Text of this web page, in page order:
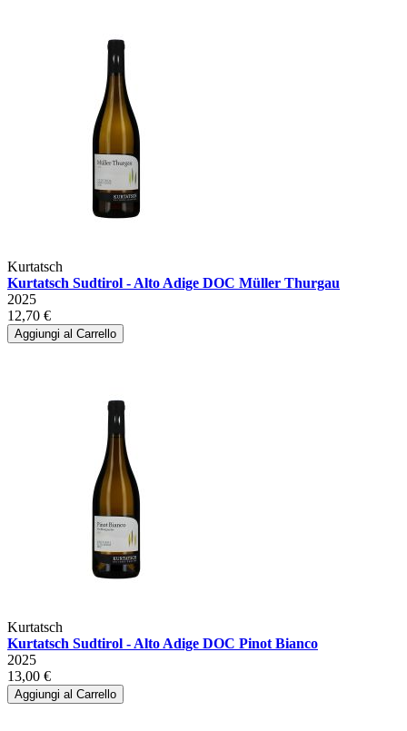
Kurtatsch
Kurtatsch Sudtirol - Alto Adige DOC Müller Thurgau
2025
12,70 €
Aggiungi al Carrello
Kurtatsch
Kurtatsch Sudtirol - Alto Adige DOC Pinot Bianco
2025
13,00 €
Aggiungi al Carrello